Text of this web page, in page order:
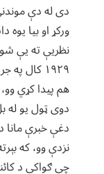
دی له دې
ورکړ او بیا
نظریې ته یې
۱۹۲۹ کال
هم پیدا کړي
دوی ټول یو
دغې خبرې
نزدې وو، که
چې ګواکې د